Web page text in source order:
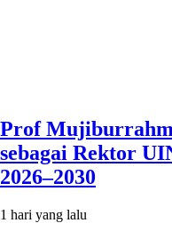
Prof
sebagai Rektor
2026–2030
1 hari yang lalu